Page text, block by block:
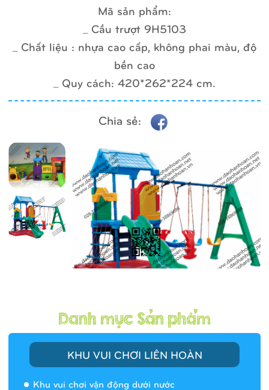
KHU VUI CHƠI LIÊN HOÀN
Khu vui chơi vận động dưới nước
Mã sản phẩm:
_ Cầu trượt 9H5103
_ Chất liệu : nhựa cao cấp, không phai màu, độ
bền cao
_ Quy cách: 420*262*224 cm.
Chia sẻ: